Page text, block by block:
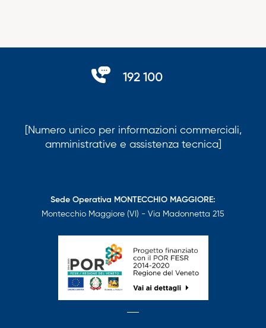
192 100
[Numero unico per informazioni commerciali,
amministrative e assistenza tecnica]
Sede Operativa MONTECCHIO MAGGIORE:
Montecchio Maggiore (VI) - Via Madonnetta 215